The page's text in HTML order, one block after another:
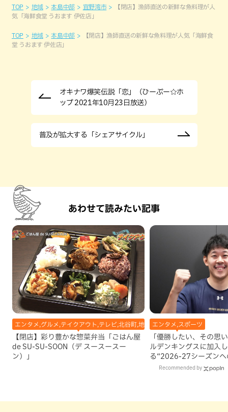
TOP 地域 本島中部 宜野湾市
【閉店】漁師直送の新鮮な魚料理が人
気「海鮮食堂 うおます 伊佐店」
TOP 地域 本島中部
【閉店】漁師直送の新鮮な魚料理が人気「海鮮食
堂 うおます 伊佐店」
オキナワ爆笑伝説「恋」（ひーぷー☆ホ
ップ 2021年10月23日放送）
普及が拡大する「シェアサイクル」
あわせて読みたい記事
エンタメ,グルメ,テイクアウト,テレビ,北谷町,地域,本島中部
【閉店】彩り豊かな惣菜弁当「ごはん屋
de SU-SU-SOON（デ スースースー
ン）」
エンタメ,スポーツ
「優勝したい、その思
ルデンキングスに加入
る“2026-27シーズンへ
Recommended by